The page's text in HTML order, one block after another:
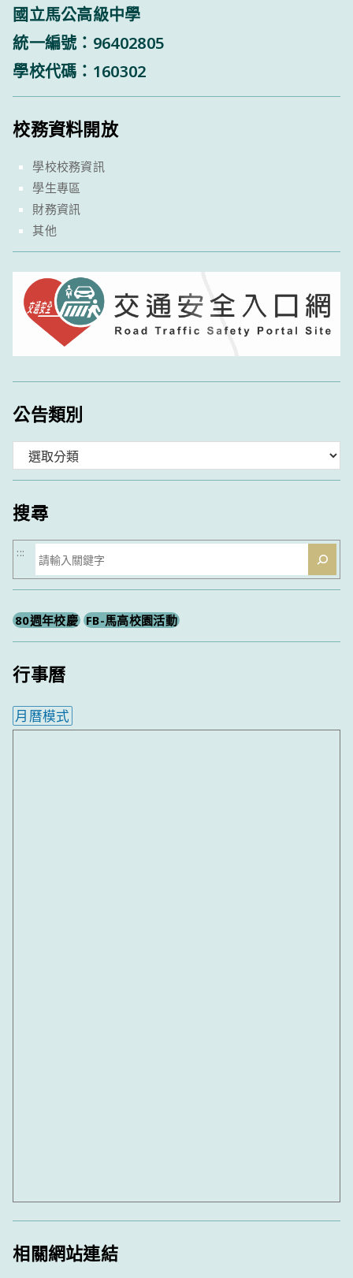
國立馬公高級中學
統一編號：96402805
學校代碼：160302
校務資料開放
學校校務資訊
學生專區
財務資訊
其他
公告類別
類
搜尋
搜
尋
:::
80週年校慶 FB-馬高校園活動
行事曆
月曆模式
相關網站連結